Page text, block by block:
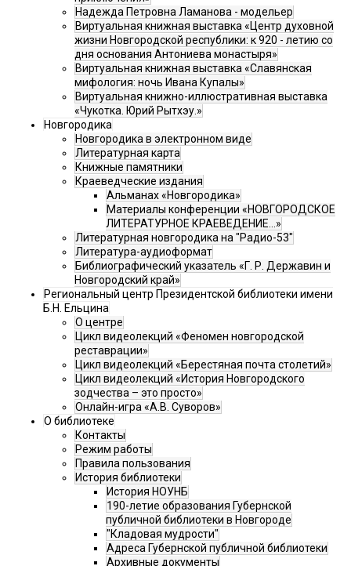
Надежда Петровна Ламанова - модельер
Виртуальная книжная выставка «Центр духовной
жизни Новгородской республики: к 920 - летию со
дня основания Антониева монастыря»
Виртуальная книжная выставка «Славянская
мифология: ночь Ивана Купалы»
Виртуальная книжно-иллюстративная выставка
«Чукотка. Юрий Рытхэу.»
Новгородика
Новгородика в электронном виде
Литературная карта
Книжные памятники
Краеведческие издания
Альманах «Новгородика»
Материалы конференции «НОВГОРОДСКОЕ
ЛИТЕРАТУРНОЕ КРАЕВЕДЕНИЕ...»
Литературная новгородика на "Радио-53"
Литература-аудиоформат
Библиографический указатель «Г. Р. Державин и
Новгородский край»
Региональный центр Президентской библиотеки имени
Б.Н. Ельцина
О центре
Цикл видеолекций «Феномен новгородской
реставрации»
Цикл видеолекций «Берестяная почта столетий»
Цикл видеолекций «История Новгородского
зодчества – это просто»
Онлайн-игра «А.В. Суворов»
О библиотеке
Контакты
Режим работы
Правила пользования
История библиотеки
История НОУНБ
190-летие образования Губернской
публичной библиотеки в Новгороде
"Кладовая мудрости"
Адреса Губернской публичной библиотеки
Архивные документы